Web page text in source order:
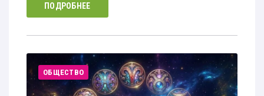
ПОДРОБНЕЕ
ОБЩЕСТВО